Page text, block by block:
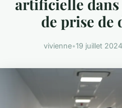
artificielle dans
de prise de
vivienne•19 juillet 2024